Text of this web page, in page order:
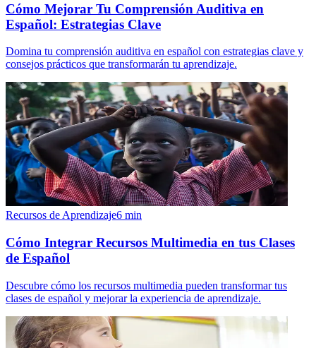
Cómo Mejorar Tu Comprensión Auditiva en
Español: Estrategias Clave
Domina tu comprensión auditiva en español con estrategias clave y
consejos prácticos que transformarán tu aprendizaje.
Recursos de Aprendizaje6 min
Cómo Integrar Recursos Multimedia en tus Clases
de Español
Descubre cómo los recursos multimedia pueden transformar tus
clases de español y mejorar la experiencia de aprendizaje.